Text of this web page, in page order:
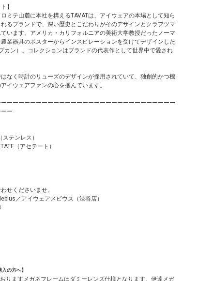
】
ミテ山麓に本社を構えるTAVATは、アイウェアの本場として知ら
るブランドで、深い歴史とこだわりがそのデザインとクラフツマ
います。アメリカ・カリフォルニアの美術大学教授だったノーマ
業器具のポスターからインスピレーションを受けてデザインした
プカン）」コレクションはブランドの代表作として世界中で愛され
なく時計のリューズのデザインが採用されていて、独創的かつ機
イウェアファンの心を掴んでいます。
ーーーーーーーーーーーーーーーーーーーーーーーーーーーーー
ー
テンレス）
（アセテート）
せくださいませ。
／アイウェアメビウス（渋谷店）
の方へ】
りますメガネフレームはダミーレンズ仕様 となります。伊達メガ